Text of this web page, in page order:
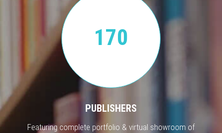
170
PUBLISHERS
Featuring complete portfolio & virtual showroom of